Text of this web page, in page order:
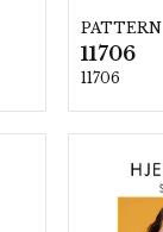
PATTERN
11706
11706